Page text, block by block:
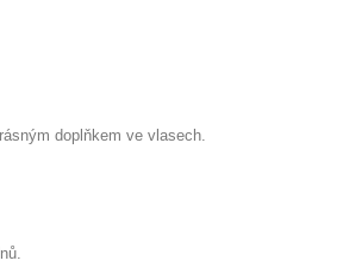
doplňkem ve vlasech.